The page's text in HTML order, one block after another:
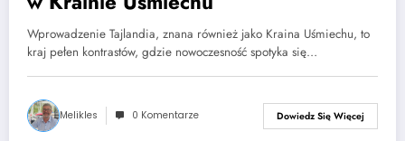
Wprowadzenie Tajlandia, znana również jako Kraina Uśmiechu, to
kraj pełen kontrastów, gdzie nowoczesność spotyka się…
Melikles 0 Komentarze Dowiedz Się Więcej